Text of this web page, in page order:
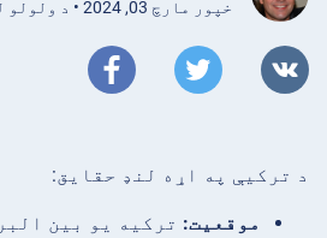
خپور مارچ 03, 2024 • د ولولو لپاره 7 دقیقې
د ترکیې په اړه لنډ حقایق:
موقعیت: ترکیه یو بین